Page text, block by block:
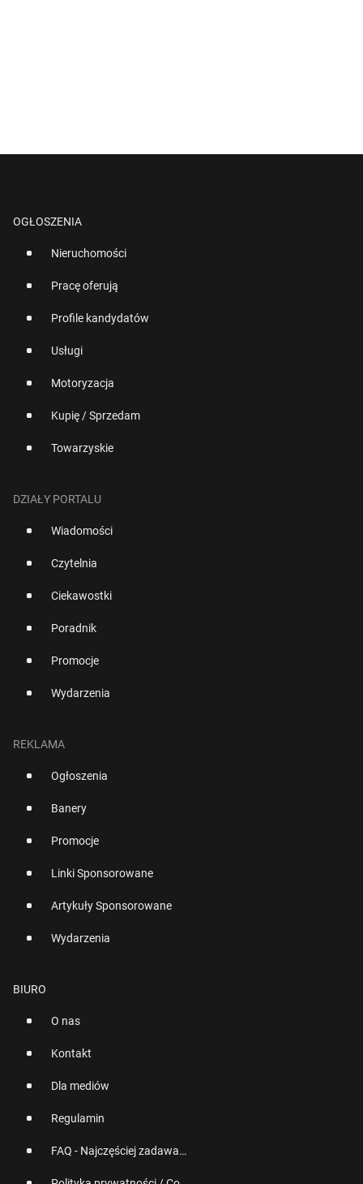
OGŁOSZENIA
Nieruchomości
Pracę oferują
Profile kandydatów
Usługi
Motoryzacja
Kupię / Sprzedam
Towarzyskie
DZIAŁY PORTALU
Wiadomości
Czytelnia
Ciekawostki
Poradnik
Promocje
Wydarzenia
REKLAMA
Ogłoszenia
Banery
Promocje
Linki Sponsorowane
Artykuły Sponsorowane
Wydarzenia
BIURO
O nas
Kontakt
Dla mediów
Regulamin
FAQ - Najczęściej zadawane pytania